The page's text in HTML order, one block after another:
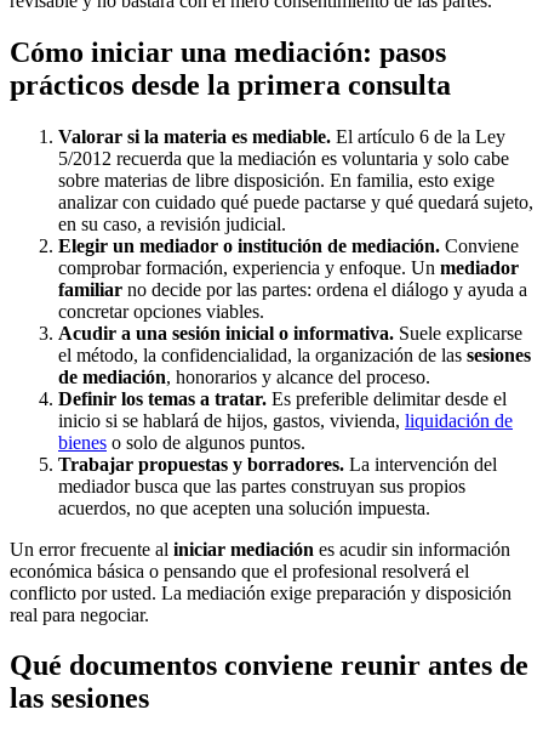
Cómo iniciar una mediación: pasos
prácticos desde la primera consulta
Valorar si la materia es mediable. El artículo 6 de la Ley
5/2012 recuerda que la mediación es voluntaria y solo cabe
sobre materias de libre disposición. En familia, esto exige
analizar con cuidado qué puede pactarse y qué quedará sujeto,
en su caso, a revisión judicial.
Elegir un mediador o institución de mediación. Conviene
comprobar formación, experiencia y enfoque. Un mediador
familiar no decide por las partes: ordena el diálogo y ayuda a
concretar opciones viables.
Acudir a una sesión inicial o informativa. Suele explicarse
el método, la confidencialidad, la organización de las sesiones
de mediación, honorarios y alcance del proceso.
Definir los temas a tratar. Es preferible delimitar desde el
inicio si se hablará de hijos, gastos, vivienda, liquidación de
bienes o solo de algunos puntos.
Trabajar propuestas y borradores. La intervención del
mediador busca que las partes construyan sus propios
acuerdos, no que acepten una solución impuesta.
Un error frecuente al iniciar mediación es acudir sin información
económica básica o pensando que el profesional resolverá el
conflicto por usted. La mediación exige preparación y disposición
real para negociar.
Qué documentos conviene reunir antes de
las sesiones